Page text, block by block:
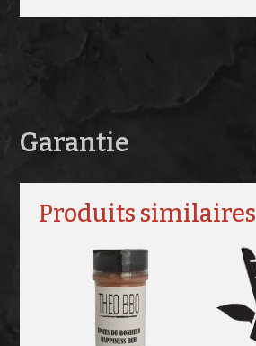
Garantie
Produits similaires